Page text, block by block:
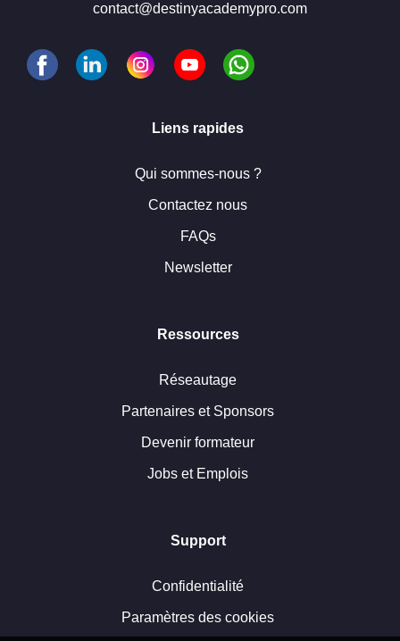
contact@destinyacademypro.com
Liens rapides
Qui sommes-nous ?
Contactez nous
FAQs
Newsletter
Ressources
Réseautage
Partenaires et Sponsors
Devenir formateur
Jobs et Emplois
Support
Confidentialité
Paramètres des cookies